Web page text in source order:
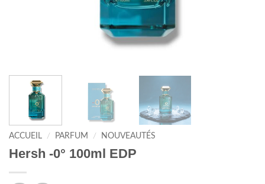
ACCUEIL / PARFUM / NOUVEAUTÉS
Hersh -0° 100ml EDP